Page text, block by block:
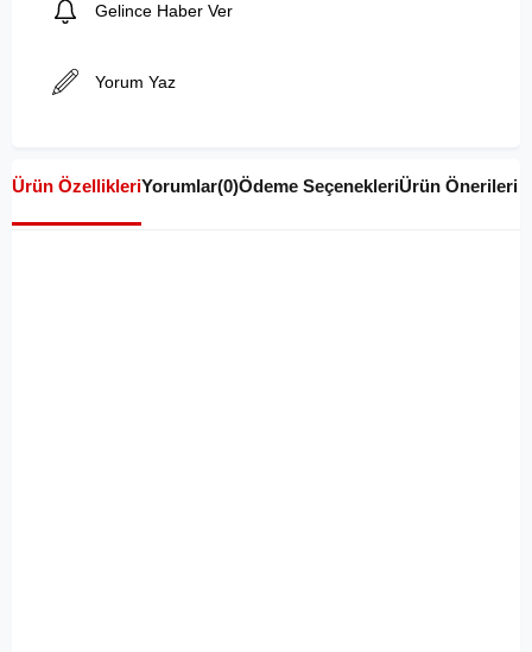
Gelince Haber Ver
Yorum Yaz
Ürün ÖzellikleriYorumlar(0)Ödeme SeçenekleriÜrün Önerileri